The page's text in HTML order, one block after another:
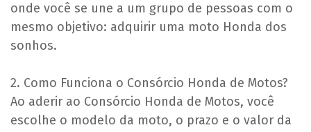
onde você se une a um grupo de pessoas com o
mesmo objetivo: adquirir uma moto Honda dos
sonhos.
2. Como Funciona o Consórcio Honda de Motos?
Ao aderir ao Consórcio Honda de Motos, você
escolhe o modelo da moto, o prazo e o valor da